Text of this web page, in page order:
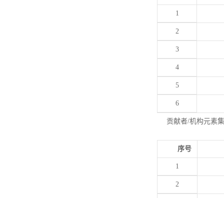
1
2
3
4
5
6
贡献者/机构元素
序号
1
2